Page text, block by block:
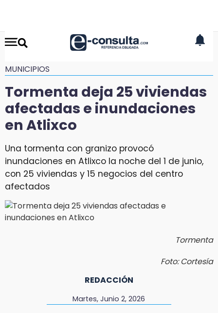
MUNICIPIOS
Tormenta deja 25 viviendas
afectadas e inundaciones
en Atlixco
Una tormenta con granizo provocó
inundaciones en Atlixco la noche del 1 de junio,
con 25 viviendas y 15 negocios del centro
afectados
Tormenta
Foto: Cortesía
REDACCIÓN
Martes, Junio 2, 2026